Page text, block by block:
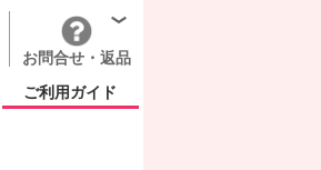
お問合せ・返品
ご利用ガイド